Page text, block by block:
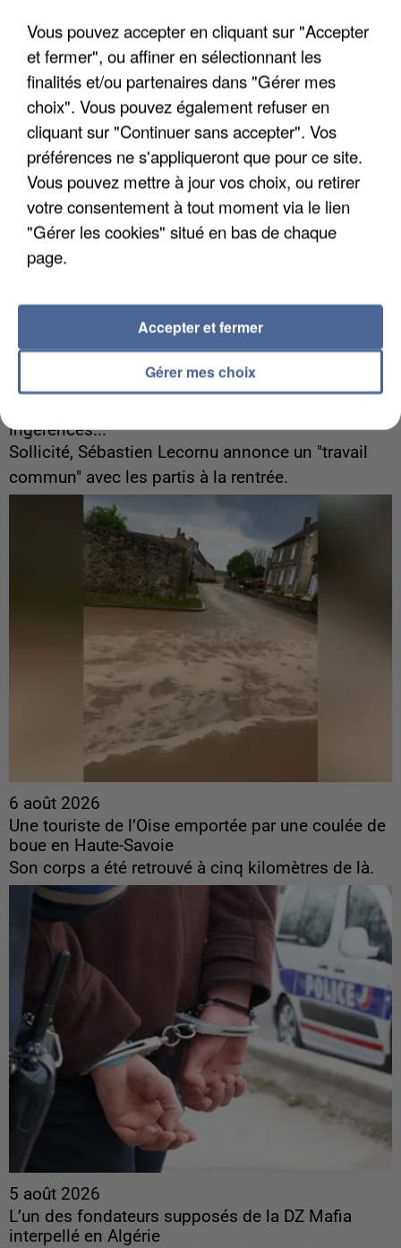
Un cofondateur du réseau avait été interpellé
quelques jours plus tôt.
6 août 2026
ingérences...
Sollicité, Sébastien Lecornu annonce un "travail
commun" avec les partis à la rentrée.
6 août 2026
Une touriste de l’Oise emportée par une coulée de
boue en Haute-Savoie
Son corps a été retrouvé à cinq kilomètres de là.
5 août 2026
L’un des fondateurs supposés de la DZ Mafia
interpellé en Algérie
Vous pouvez accepter en cliquant sur "Accepter
et fermer", ou affiner en sélectionnant les
finalités et/ou partenaires dans "Gérer mes
choix". Vous pouvez également refuser en
cliquant sur "Continuer sans accepter". Vos
préférences ne s'appliqueront que pour ce site.
Vous pouvez mettre à jour vos choix, ou retirer
votre consentement à tout moment via le lien
"Gérer les cookies" situé en bas de chaque
page.
Gérer mes choix
Accepter et fermer